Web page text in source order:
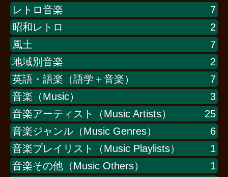
レトロ音楽
7
昭和レトロ
2
風土
7
地域別音楽
2
英語・語楽（語学＋音楽）
7
音楽（Music）
3
音楽アーティスト（Music Artists）
25
音楽ジャンル（Music Genres）
6
音楽プレイリスト（Music Playlists）
1
音楽その他（Music Others）
1